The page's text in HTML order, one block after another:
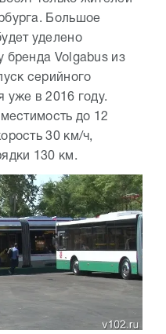
Большое
уделено
бренда Volgabus из
серийного
уже в 2016 году.
до 12
30 км/ч,
130 км.